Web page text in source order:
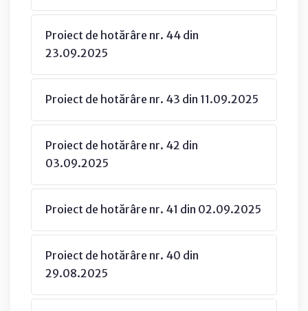
Proiect de hotărâre nr. 44 din
23.09.2025
Proiect de hotărâre nr. 43 din 11.09.2025
Proiect de hotărâre nr. 42 din
03.09.2025
Proiect de hotărâre nr. 41 din 02.09.2025
Proiect de hotărâre nr. 40 din
29.08.2025